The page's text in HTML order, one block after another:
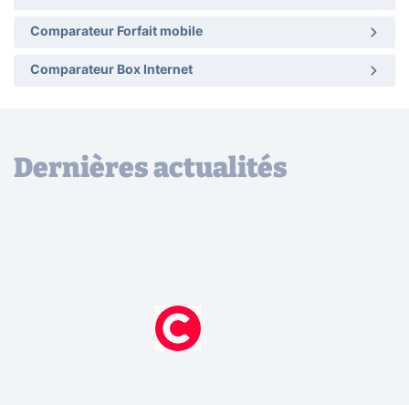
Comparateur Forfait mobile
Comparateur Box Internet
Dernières actualités